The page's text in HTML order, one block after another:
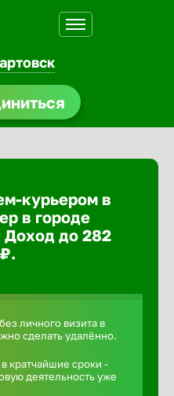
курьером в
в городе
до 282
личного визита в
сделать удалённо.
кратчайшие сроки -
деятельность уже